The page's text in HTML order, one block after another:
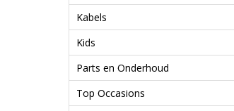
Kabels
Kids
Parts en Onderhoud
Top Occasions